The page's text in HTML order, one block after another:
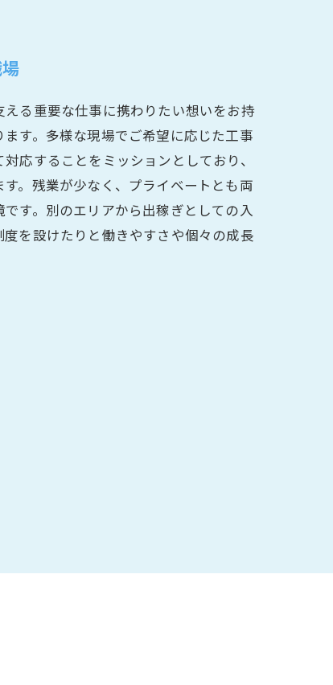
る重要な仕事に携わりたい想いをお持
す。多様な現場でご希望に応じた工事
応することをミッションとしており、
。残業が少なく、プライベートとも両
す。別のエリアから出稼ぎとしての入
を設けたりと働きやすさや個々の成長